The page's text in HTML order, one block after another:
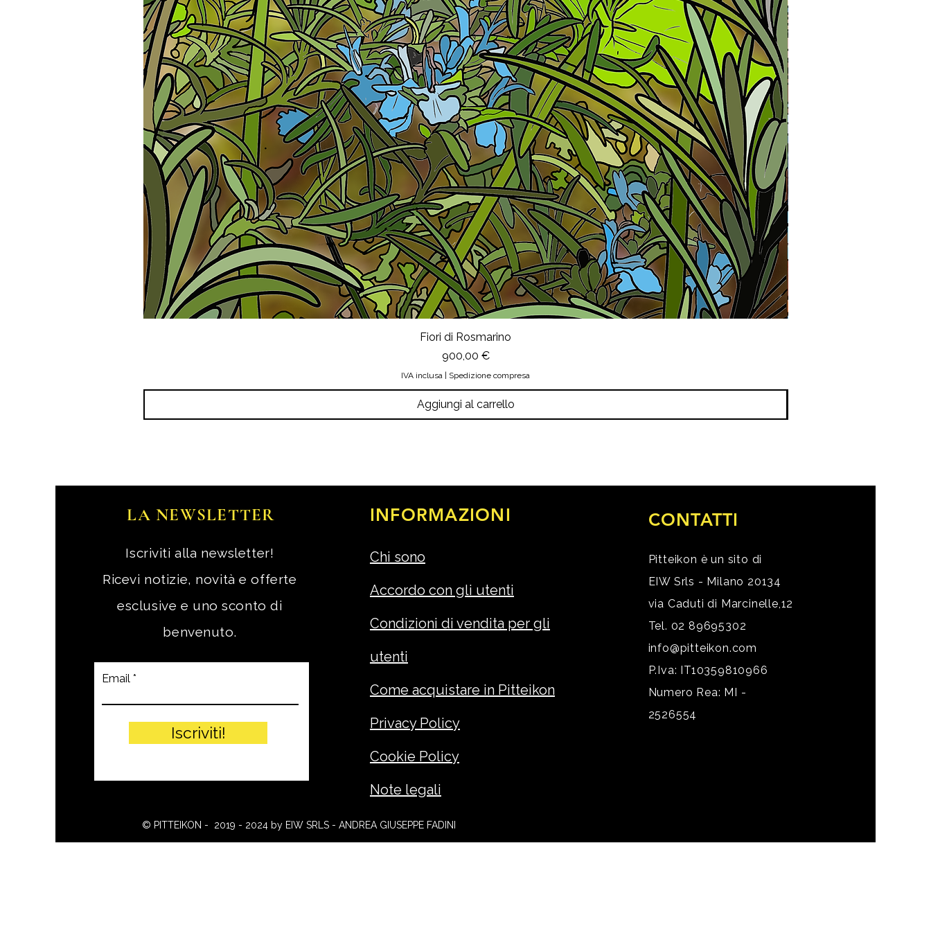
Fiori di Rosmarino
Prezzo
900,00 €
IVA inclusa Spedizione compresa
Aggiungi al carrello
LA NEWSLETTER
Iscriviti alla newsletter!
Ricevi notizie, novità e offerte
esclusive e uno sconto di
benvenuto.
Email
Iscriviti!
INFORMAZIONI
Chi sono
Accordo con gli utenti
Condizioni di vendita per gli
utenti
Come acquistare in Pitteikon
Privacy Policy
Cookie Policy
Note legali
CONTATTI
Pitteikon è un sito di
EIW Srls - Milano 20134
via Caduti di Marcinelle,12
Tel. 02 89695302
info@pitteikon.com
P.Iva: IT10359810966
Numero Rea: MI -
2526554
© PITTEIKON - 2019 - 2024 by EIW SRLS - ANDREA GIUSEPPE FADINI